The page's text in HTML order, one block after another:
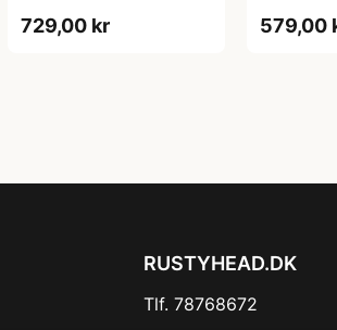
729,00 kr 579,00
RUSTYHEAD.DK
Tlf. 78768672